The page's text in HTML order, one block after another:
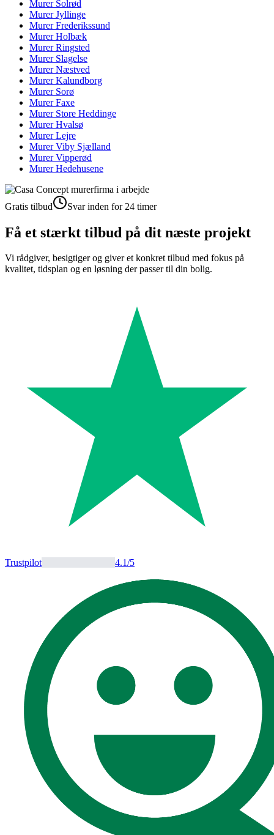
Murer Solrød
MurerJyllinge
MurerFrederikssund
MurerHolbæk
MurerRingsted
Murer Slagelse
MurerNæstved
MurerKalundborg
Murer Sorø
MurerFaxe
Murer Store Heddinge
MurerHvalsø
MurerLejre
MurerViby Sjælland
MurerVipperød
MurerHedehusene
Gratis tilbud Svar inden for 24 timer
Få et stærkt tilbud på dit næste projekt
Vi rådgiver, besigtiger og giver et konkret tilbud med fokus på
kvalitet, tidsplan og en løsning der passer til din bolig.
Trustpilot 4.1/5